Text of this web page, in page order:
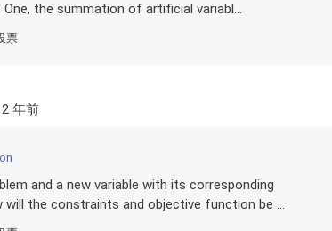
the summation of artificial variabl...
票
2 年前
and a new variable with its corresponding
the constraints and objective function be ...